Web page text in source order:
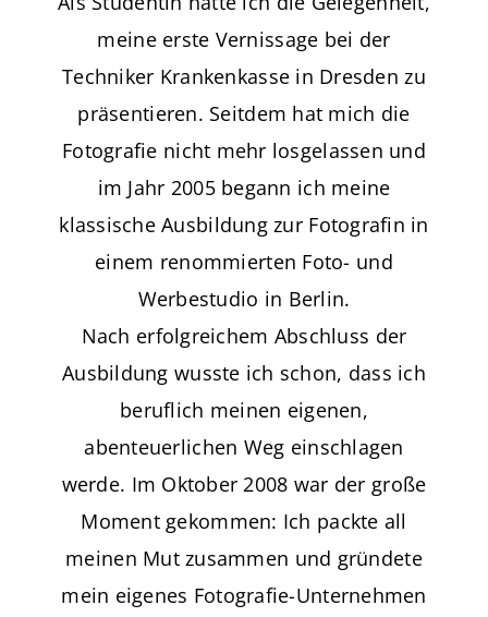
meine erste Vernissage bei der
Techniker Krankenkasse in Dresden zu
präsentieren. Seitdem hat mich die
Fotografie nicht mehr losgelassen und
im Jahr 2005 begann ich meine
klassische Ausbildung zur Fotografin in
einem renommierten Foto- und
Werbestudio in Berlin.
Nach erfolgreichem Abschluss der
Ausbildung wusste ich schon, dass ich
beruflich meinen eigenen,
abenteuerlichen Weg einschlagen
werde. Im Oktober 2008 war der große
Moment gekommen: Ich packte all
meinen Mut zusammen und gründete
mein eigenes Fotografie-Unternehmen